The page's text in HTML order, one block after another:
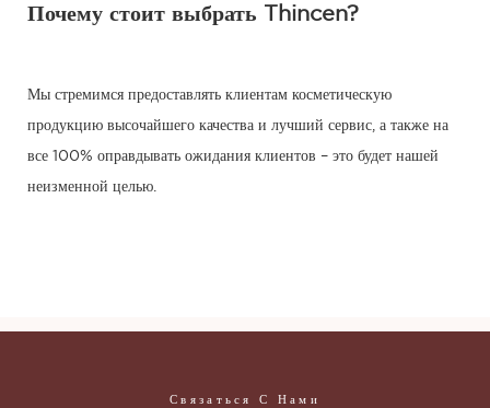
Почему стоит выбрать Thincen?
Мы стремимся предоставлять клиентам косметическую
продукцию высочайшего качества и лучший сервис, а также на
все 100% оправдывать ожидания клиентов – это будет нашей
неизменной целью.
Связаться С Нами